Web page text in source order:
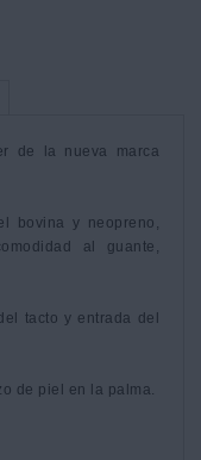
de la nueva marca
bovina y neopreno,
al guante,
tacto y entrada del
de piel en la palma.